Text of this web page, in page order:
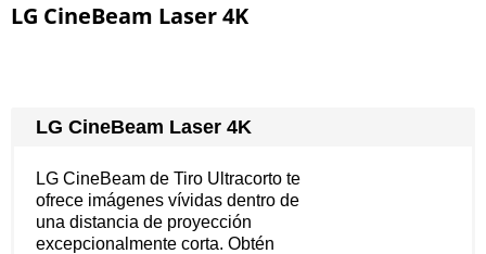
LG CineBeam Laser 4K
LG CineBeam Laser 4K
LG CineBeam de Tiro Ultracorto te
ofrece imágenes vívidas dentro de
una distancia de proyección
excepcionalmente corta. Obtén